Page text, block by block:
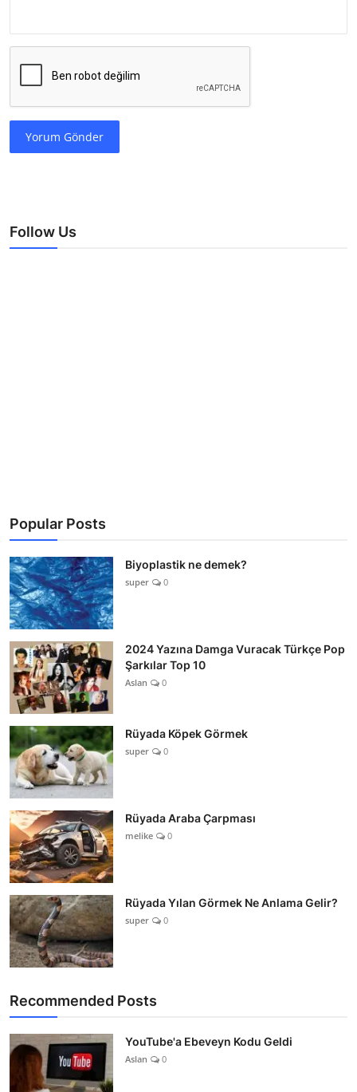
Yorum Gönder
Follow Us
Popular Posts
Biyoplastik ne demek?
super 0
2024 Yazına Damga Vuracak Türkçe Pop
Şarkılar Top 10
Aslan 0
Rüyada Köpek Görmek
super 0
Rüyada Araba Çarpması
melike 0
Rüyada Yılan Görmek Ne Anlama Gelir?
super 0
Recommended Posts
YouTube'a Ebeveyn Kodu Geldi
Aslan 0